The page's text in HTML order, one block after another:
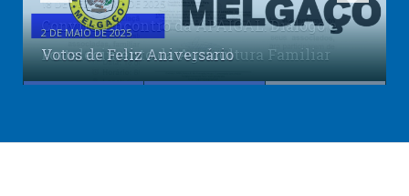
Convite: Encontro da APAIGAL: Diálogo e
Fortalecimento da Agricultura Familiar
2 DE MAIO DE 2025
Votos de Feliz Aniversário
Reunião Itinerante